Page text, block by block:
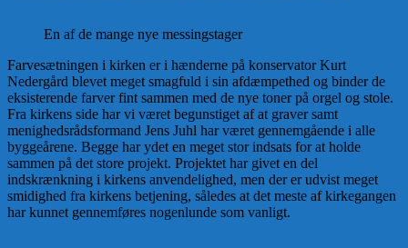
En af de mange nye messingstager
Farvesætningen i kirken er i hænderne på konservator Kurt
Nedergård blevet meget smagfuld i sin afdæmpethed og binder de
eksisterende farver fint sammen med de nye toner på orgel og stole.
Fra kirkens side har vi været begunstiget af at graver samt
menighedsrådsformand Jens Juhl har været gennemgående i alle
byggeårene. Begge har ydet en meget stor indsats for at holde
sammen på det store projekt. Projektet har givet en del
indskrænkning i kirkens anvendelighed, men der er udvist meget
smidighed fra kirkens betjening, således at det meste af kirkegangen
har kunnet gennemføres nogenlunde som vanligt.